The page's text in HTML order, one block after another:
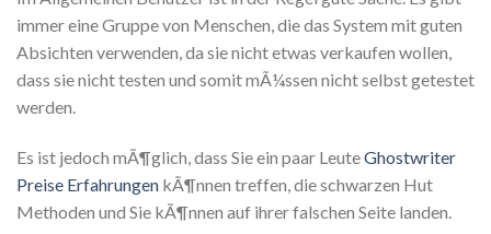
immer eine Gruppe von Menschen, die das System mit guten
Absichten verwenden, da sie nicht etwas verkaufen wollen,
dass sie nicht testen und somit mÃ¼ssen nicht selbst getestet
werden.
Es ist jedoch mÃ¶glich, dass Sie ein paar LeuteGhostwriter
Preise Erfahrungen kÃ¶nnen treffen, die schwarzen Hut
Methoden und Sie kÃ¶nnen auf ihrer falschen Seite landen.